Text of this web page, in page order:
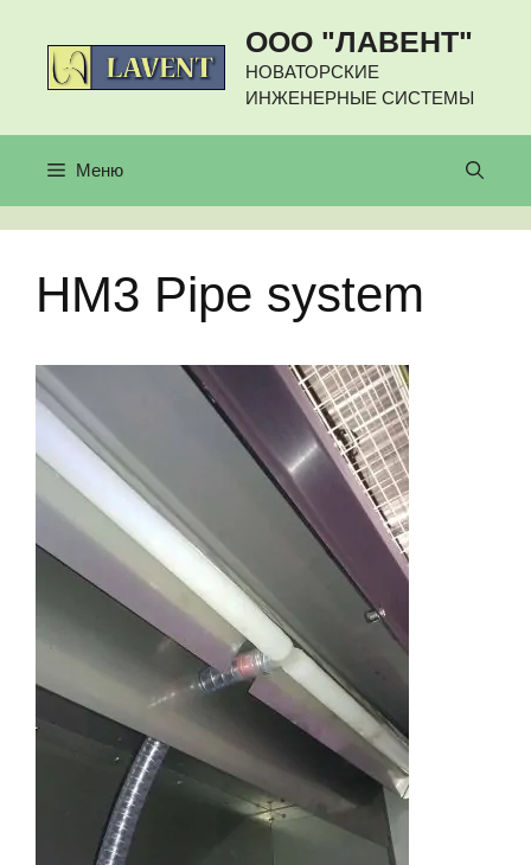
содержимому
ООО "ЛАВЕНТ"
НОВАТОРСКИЕ
ИНЖЕНЕРНЫЕ СИСТЕМЫ
Меню
HM3 Pipe system